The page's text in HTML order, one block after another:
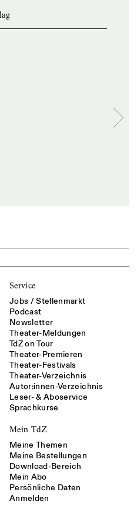
Service
Jobs / Stellenmarkt
Podcast
Newsletter
Theater-Meldungen
TdZ on Tour
Theater-Premieren
Theater-Festivals
Theater-Verzeichnis
Autor:innen-Verzeichnis
Leser- & Aboservice
Sprachkurse
Mein TdZ
Meine Themen
Meine Bestellungen
Download-Bereich
Mein Abo
Persönliche Daten
Anmelden